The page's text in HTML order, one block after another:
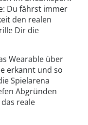
Du fährst immer
den realen
Dir die
Wearable über
erkannt und so
Spielarena
Abgründen
reale